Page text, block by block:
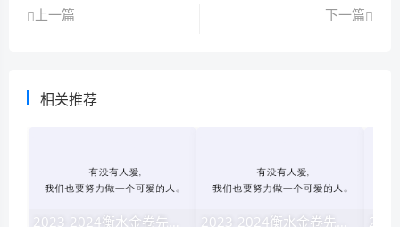
上一篇 下一篇
相关推荐